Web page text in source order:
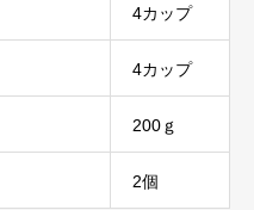
4カップ
4カップ
200ｇ
2個